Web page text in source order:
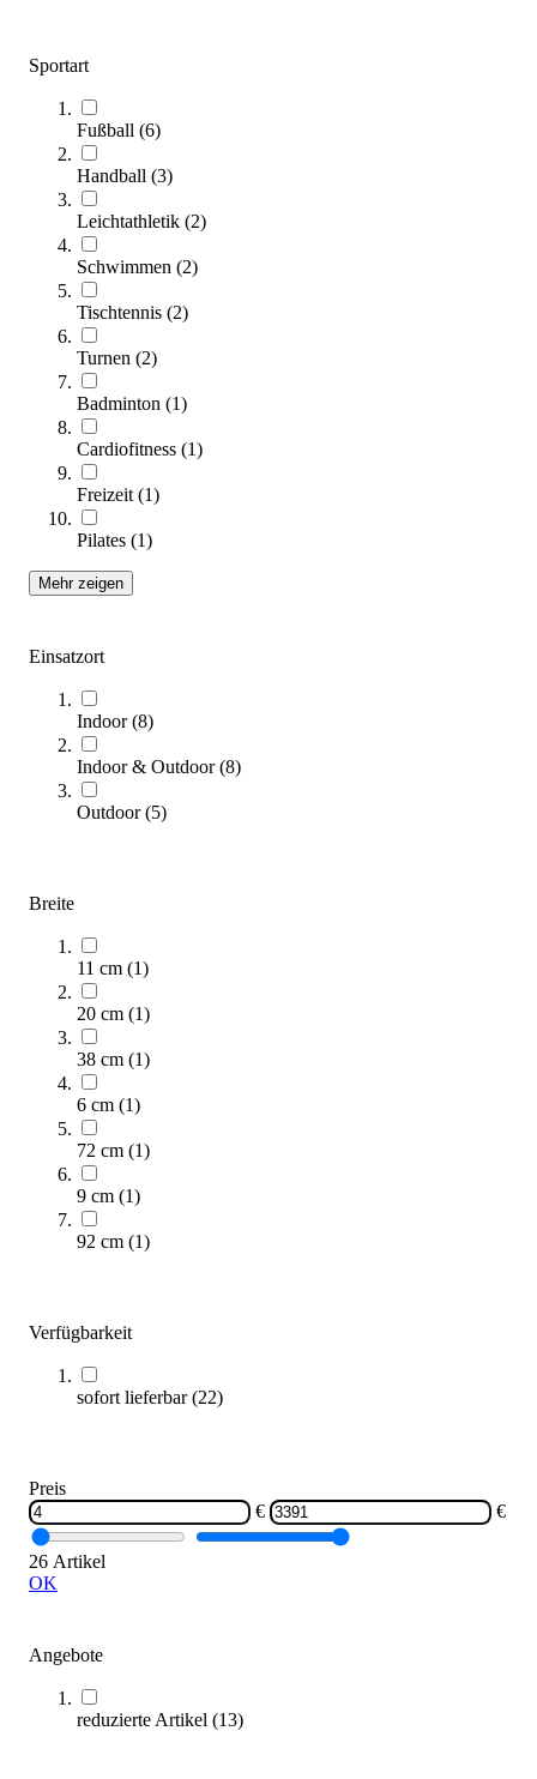
Sportart
Fußball (6)
Handball (3)
Leichtathletik (2)
Schwimmen (2)
Tischtennis (2)
Turnen (2)
Badminton (1)
Cardiofitness (1)
Freizeit (1)
Pilates (1)
Mehr zeigen
Einsatzort
Indoor(8)
Indoor & Outdoor(8)
Outdoor(5)
Breite
11 cm (1)
20 cm (1)
38 cm (1)
6 cm (1)
72 cm (1)
9 cm (1)
92 cm (1)
Verfügbarkeit
sofort lieferbar(22)
Preis
€
€
26 Artikel
OK
Angebote
reduzierte Artikel (13)
299,00 €
Zum Produkt
Sofort lieferbar
SALE
hummel® EVOLUTION ENERGIZER AR
ab 20,00 €
Zum Produkt
Sofort lieferbar
Zum Produkt
Varianten zur Auswahl
Sofort lieferbar
SALE
tanga sports® Vielseitiger Multiball
Nur wenige auf Lager
SALE
Spikeball® Weekender Set
69,95 €
Zum Produkt